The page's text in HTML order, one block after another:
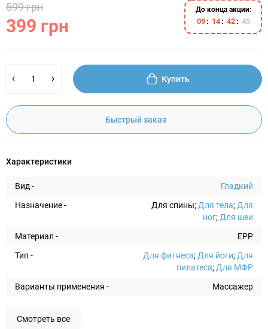
599 грн
399 грн
До конца акции:
09 14 42 45
Купить
Быстрый заказ
Характеристики
Вид -
Гладкий
Назначение -
Для спины; Для тела; Для
ног; Для шеи
Материал -
EPP
Тип -
Для фитнеса; Для йоги; Для
пилатеса; Для МФР
Варианты применения -
Массажер
Смотреть все